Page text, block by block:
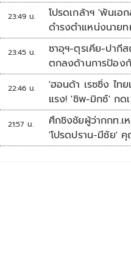
23:49 น.
โปรดเกล้าฯ 'พันเ
ดำรงตำแหน่งนาย
พระราชทานยศ 'พล
23:45 น.
ซาอุฯ-ตุรเคีย-ปากี
ตกลงด้านการป้อง
สงครามในภูมิภาค
22:46 น.
'ฮอนด้า เรซซิ่ง ไท
แรง! 'ชิพ-มิกซ์' กด
แถว ARRC สนาม
21:57 น.
ศึกชิงชัยผู้ว่ากกท.
'โปรดปราน-มีชัย'